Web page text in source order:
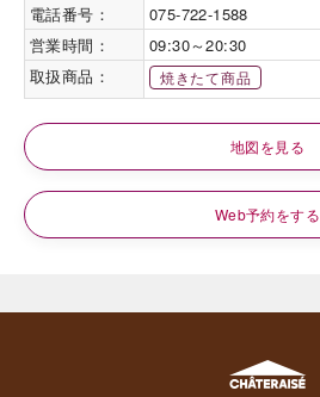
電話番号：
075-722-1588
営業時間：
09:30～20:30
取扱商品：
焼きたて商品
地図を見る
Web予約をする